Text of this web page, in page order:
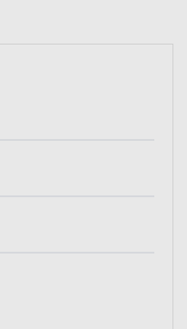
للخلف برفق، يتأرجح مسند